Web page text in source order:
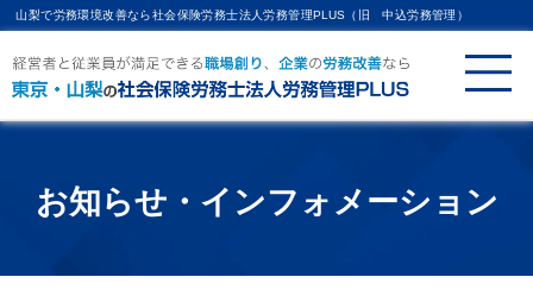
山梨で労務環境改善なら社会保険労務士法人労務管理PLUS（旧 中込労務管理）
お知らせ・インフォメーション